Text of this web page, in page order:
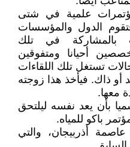
علمية في شتى
الدول والمؤسسات
بالمشاركة في تلك
أحيانا ومتفوقين
تستغل تلك اللقاءات
أو ذاك. فيأخذ هذا زوجته
معها.
بأن يعد نفسه ليلتحق
باكو للمياه.
أذربيجان، والتي